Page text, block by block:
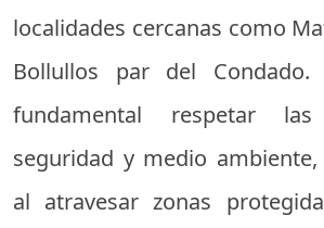
localidades cercanas como
Bollullos par del Condado.
fundamental respetar
seguridad y medio ambiente,
al atravesar zonas